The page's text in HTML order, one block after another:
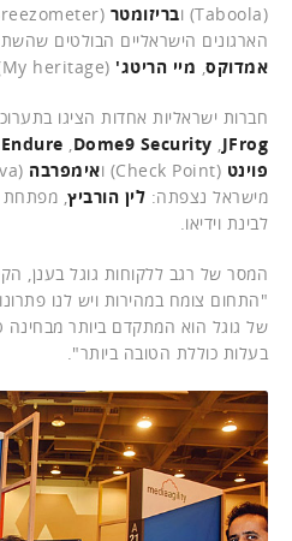
(Taboola) ו
בריזומטר
הארגונים הישראליים הבולטים
אמדוקס, מיי הריטג' (My heritage) ו
חברות ישראליות אחדות הציגו
,Dome9 Security ,JFrog
פוינט (Check Point) ו אימפרבה
מישראל נצפתה: לין הורביץ
לבינת וידיאו.
המסר של רגב ללקוחות גוגל בענן,
"התחום צומח במהירות ויש לנו
של גוגל הוא המתקדם ביותר מבחינה
בעלות כוללת הטובה ביותר".